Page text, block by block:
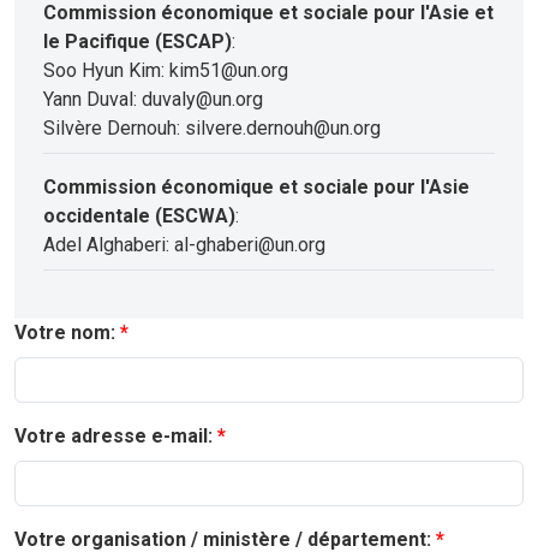
Commission économique et sociale pour l'Asie et
le Pacifique (ESCAP):
Soo Hyun Kim: kim51@un.org
Yann Duval: duvaly@un.org
Silvère Dernouh: silvere.dernouh@un.org
Commission économique et sociale pour l'Asie
occidentale (ESCWA):
Adel Alghaberi: al-ghaberi@un.org
Votre nom:
Votre adresse e-mail:
Votre organisation / ministère / département: